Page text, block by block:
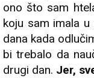
ono što sam
koju sam imala
dana kada
bi trebalo da
drugi dan. Jer,